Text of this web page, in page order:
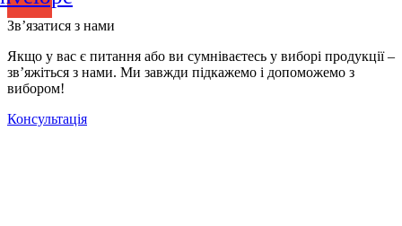
Зв’язатися з нами
Якщо у вас є питання або ви сумніваєтесь у виборі продукції –
зв’яжіться з нами. Ми завжди підкажемо і допоможемо з
вибором!
Консультація